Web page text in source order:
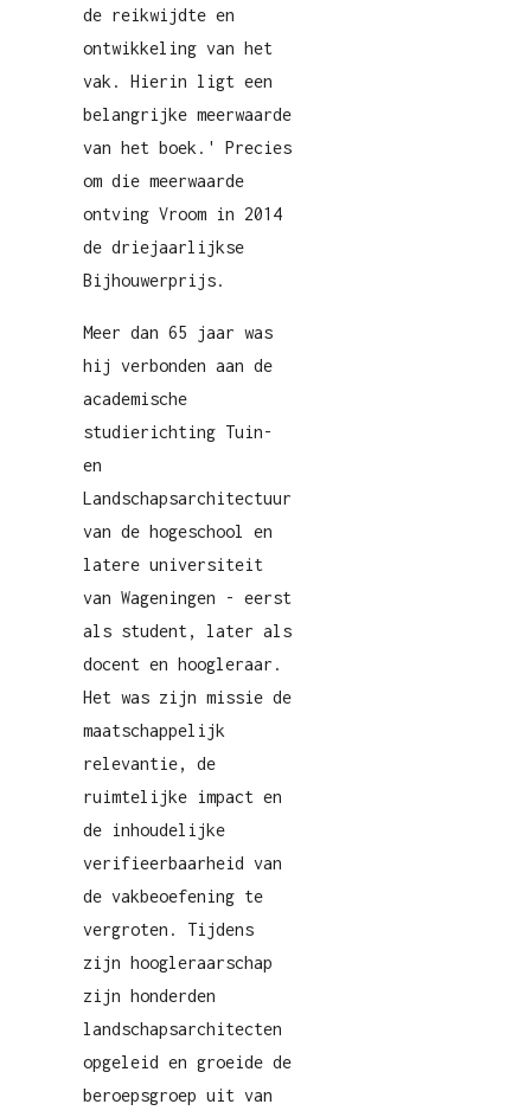
de reikwijdte en
ontwikkeling van het
vak. Hierin ligt een
belangrijke meerwaarde
van het boek.' Precies
om die meerwaarde
ontving Vroom in 2014
de driejaarlijkse
Bijhouwerprijs.
Meer dan 65 jaar was
hij verbonden aan de
academische
studierichting Tuin-
en
Landschapsarchitectuur
van de hogeschool en
latere universiteit
van Wageningen - eerst
als student, later als
docent en hoogleraar.
Het was zijn missie de
maatschappelijk
relevantie, de
ruimtelijke impact en
de inhoudelijke
verifieerbaarheid van
de vakbeoefening te
vergroten. Tijdens
zijn hoogleraarschap
zijn honderden
landschapsarchitecten
opgeleid en groeide de
beroepsgroep uit van